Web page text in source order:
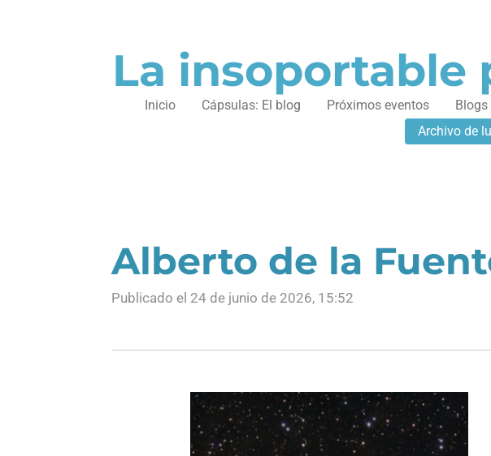
La insoportable
Inicio Cápsulas: El blog Próximos eventos
Archivo de
Alberto de la
Publicado el 24 de junio de 2026, 15:52